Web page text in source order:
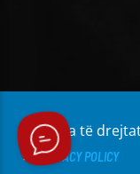
Të gjitha të
PRIVACY POLICY